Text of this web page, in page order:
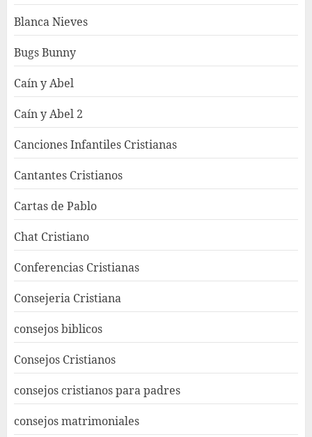
Blanca Nieves
Bugs Bunny
Caín y Abel
Caín y Abel 2
Canciones Infantiles Cristianas
Cantantes Cristianos
Cartas de Pablo
Chat Cristiano
Conferencias Cristianas
Consejeria Cristiana
consejos biblicos
Consejos Cristianos
consejos cristianos para padres
consejos matrimoniales